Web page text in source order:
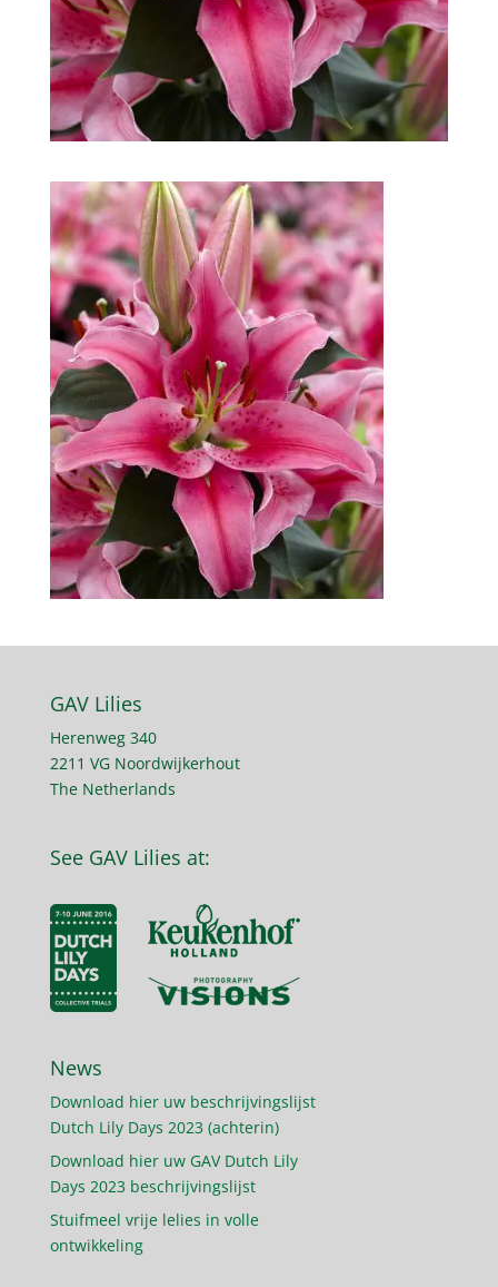
GAV Lilies
Herenweg 340
2211 VG Noordwijkerhout
The Netherlands
See GAV Lilies at:
News
Download hier uw beschrijvingslijst
Dutch Lily Days 2023 (achterin)
Download hier uw GAV Dutch Lily
Days 2023 beschrijvingslijst
Stuifmeel vrije lelies in volle
ontwikkeling